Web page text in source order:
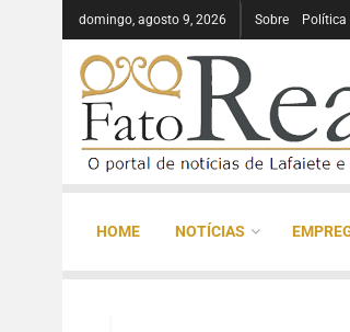
domingo, agosto 9, 2026 Sobre Política
HOME NOTÍCIAS